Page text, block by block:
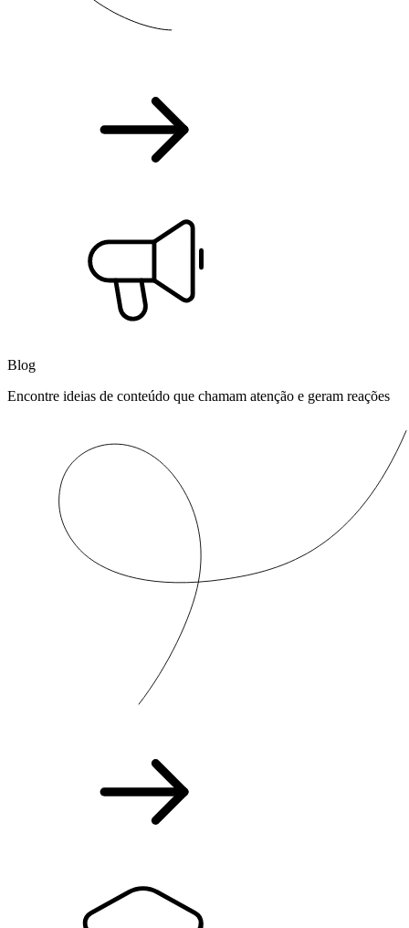
Blog
Encontre ideias de conteúdo que chamam atenção e geram reações